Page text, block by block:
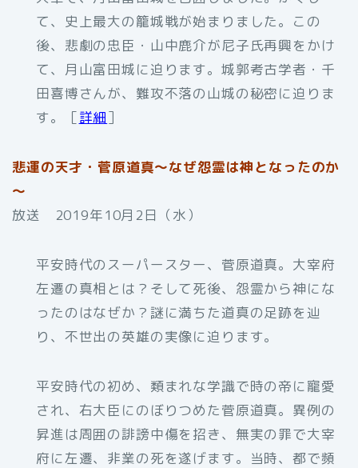
て、史上最大の籠城戦が始まりました。この
後、悲劇の忠臣・山中鹿介が尼子氏再興をかけ
て、月山富田城に迫ります。城郭考古学者・千
田喜博さんが、難攻不落の山城の秘密に迫りま
す。［詳細］
悲運の天才・菅原道真～なぜ怨霊は神となったのか
～
放送 2019年10月2日（水）
平安時代のスーパースター、菅原道真。大宰府
左遷の真相とは？そして死後、怨霊から神にな
ったのはなぜか？謎に満ちた道真の足跡を辿
り、不世出の英雄の実像に迫ります。
平安時代の初め、類まれな学識で時の帝に寵愛
され、右大臣にのぼりつめた菅原道真。異例の
昇進は周囲の誹謗中傷を招き、無実の罪で大宰
府に左遷、非業の死を遂げます。当時、都で頻